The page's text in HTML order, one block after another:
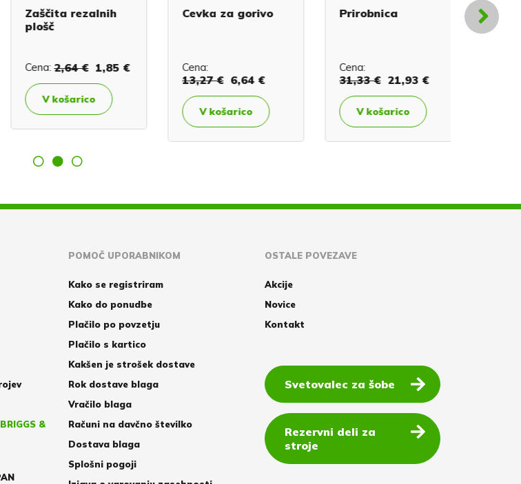
Zaščita rezalnih
plošč
Cena: 2,64 € 1,85 €
V košarico
Cevka za gorivo
Cena:
13,27 € 6,64 €
V košarico
Prirobnica
Cena:
31,33 € 21,93 €
V košarico
Vijak
&
POMOČ UPORABNIKOM
Kako se registriram
Kako do ponudbe
Plačilo po povzetju
Plačilo s kartico
Kakšen je strošek dostave
Rok dostave blaga
Vračilo blaga
Računi na davčno številko
Dostava blaga
Splošni pogoji
OSTALE POVEZAVE
Akcije
Novice
Kontakt
Svetovalec za šobe
Rezervni deli za
stroje